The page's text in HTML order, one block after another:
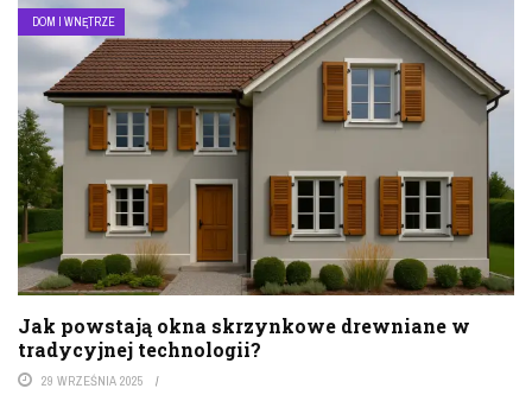
DOM I WNĘTRZE
Jak powstają okna skrzynkowe drewniane w
tradycyjnej technologii?
29 WRZEŚNIA 2025